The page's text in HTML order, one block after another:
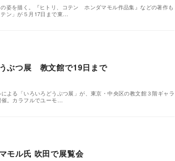
姿を描く。『ヒトリ、コテン ホンダマモル作品集』などの著作も
ン」が５月17日まで東…
ぶつ展 教文館で19日まで
よる「いろいろどうぶつ展」が、東京・中央区の教文館３階ギャラ
。カラフルでユーモ…
モル氏 吹田で展覧会